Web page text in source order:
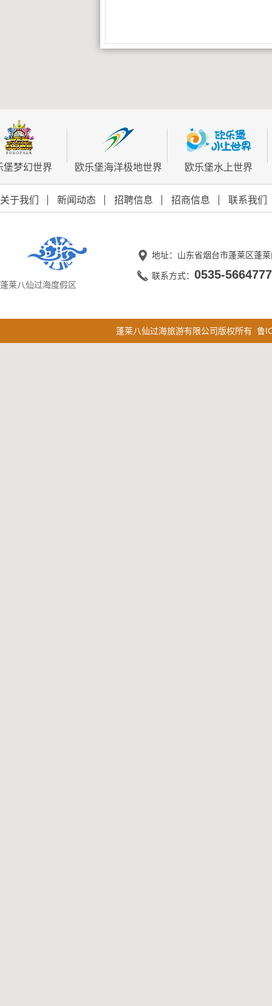
堡梦幻世界 欧乐堡海洋极地世界 欧乐堡水上世界
关于我们 新闻动态 招聘信息 招商信息 联系我们
蓬莱八仙过海度假区
地址：山东省烟台市蓬莱区蓬
联系方式： 0535-5664777
蓬莱八仙过海旅游有限公司版权所有 鲁